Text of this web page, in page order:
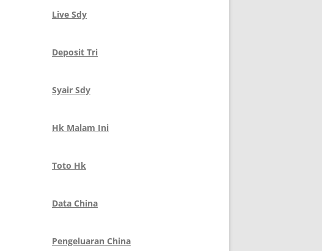
Live Sdy
Deposit Tri
Syair Sdy
Hk Malam Ini
Toto Hk
Data China
Pengeluaran China